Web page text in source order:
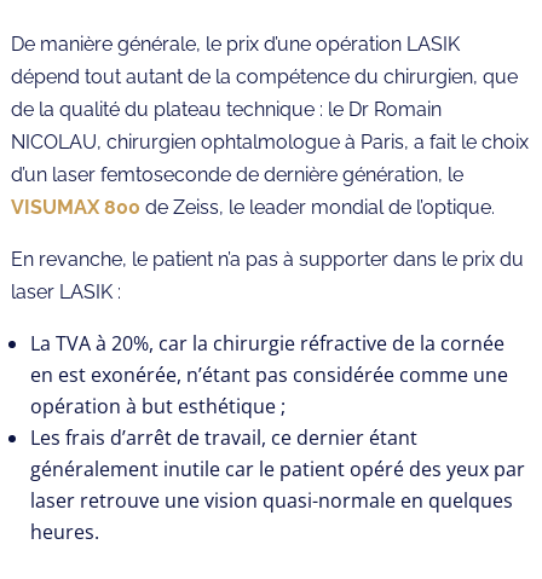
De manière générale, le prix d’une opération LASIK
dépend tout autant de la compétence du chirurgien, que
de la qualité du plateau technique : le Dr Romain
NICOLAU, chirurgien ophtalmologue à Paris, a fait le choix
d’un laser femtoseconde de dernière génération, le
VISUMAX 800 de Zeiss, le leader mondial de l’optique.
En revanche, le patient n’a pas à supporter dans le prix du
laser LASIK :
La TVA à 20%, car la chirurgie réfractive de la cornée
en est exonérée, n’étant pas considérée comme une
opération à but esthétique ;
Les frais d’arrêt de travail, ce dernier étant
généralement inutile car le patient opéré des yeux par
laser retrouve une vision quasi-normale en quelques
heures.